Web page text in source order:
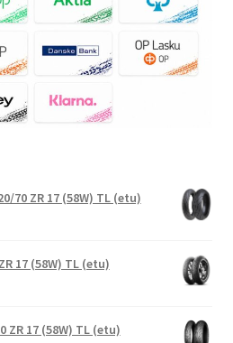
70 ZR 17 (58W) TL (etu)
17 (58W) TL (etu)
ZR 17 (58W) TL (etu)